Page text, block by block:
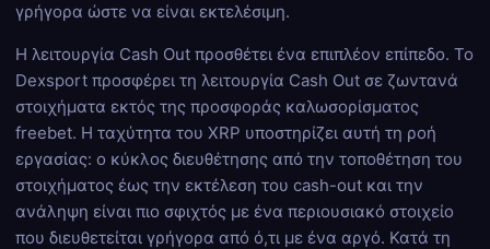
γρήγορα ώστε να είναι εκτελέσιμη.
Η λειτουργία Cash Out προσθέτει ένα επιπλέον επίπεδο. Το
Dexsport προσφέρει τη λειτουργία Cash Out σε ζωντανά
στοιχήματα εκτός της προσφοράς καλωσορίσματος
freebet. Η ταχύτητα του XRP υποστηρίζει αυτή τη ροή
εργασίας: ο κύκλος διευθέτησης από την τοποθέτηση του
στοιχήματος έως την εκτέλεση του cash-out και την
ανάληψη είναι πιο σφιχτός με ένα περιουσιακό στοιχείο
που διευθετείται γρήγορα από ό,τι με ένα αργό. Κατά τη